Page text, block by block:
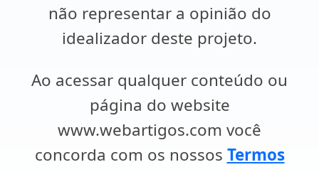
não representar a opinião do
idealizador deste projeto.
Ao acessar qualquer conteúdo ou
página do website
www.webartigos.com você
concorda com os nossos Termos